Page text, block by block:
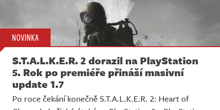
NOVINKA
S.T.A.L.K.E.R. 2 dorazil na PlayStation
5. Rok po premiéře přináší masivní
update 1.7
Po roce čekání konečně S.T.A.L.K.E.R. 2: Heart of